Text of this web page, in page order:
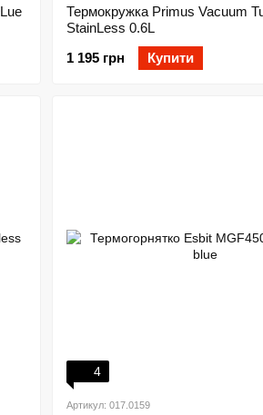
Термокружка Primus Vacuum
StainLess 0.6L
1 195 грн
Купити
4
Артикул: 017.0159